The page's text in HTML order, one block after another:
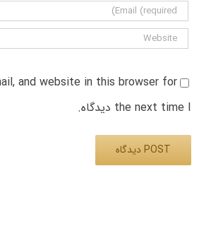
and website in this browser for
the next time I دیدگاه.